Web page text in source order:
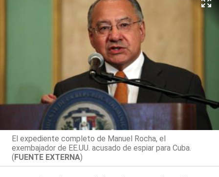
El expediente completo de Manuel Rocha, el
exembajador de EE.UU. acusado de espiar para Cuba.
(FUENTE EXTERNA)